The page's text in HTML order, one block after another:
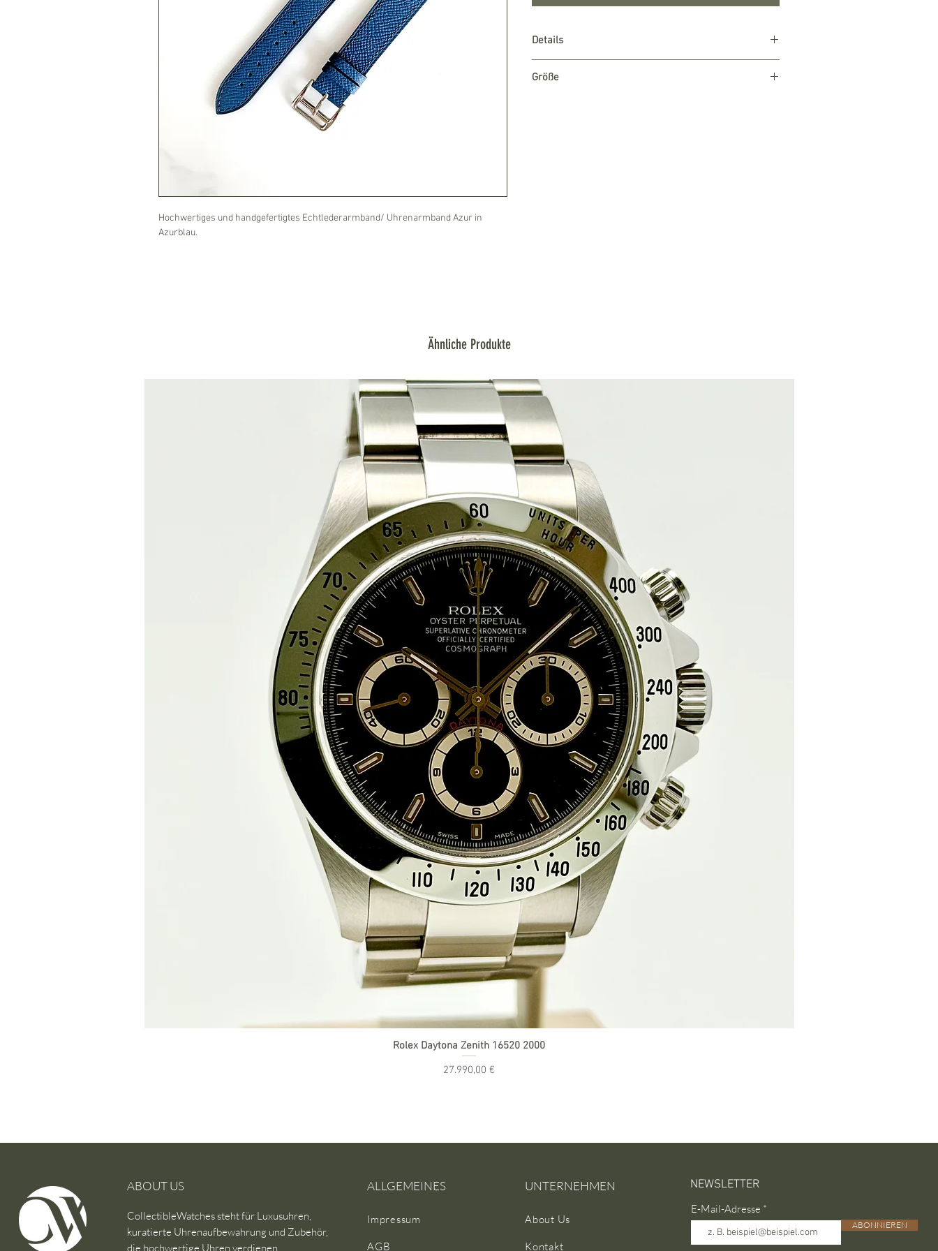
Hochwertiges und handgefertigtes Echtlederarmband/ Uhrenarmband Azur in
Azurblau.
Details
Polierte Stahlschließe
Größe
Ähnliche Produkte
Rolex Daytona Zenith 16520 2000
Preis
27.990,00 €
ABOUT US
CollectibleWatches steht für Luxusuhren,
kuratierte Uhrenaufbewahrung und Zubehör,
die hochwertige Uhren verdienen.
ALLGEMEINES
Impressum
AGB
UNTERNEHMEN
About Us
Kontakt
NEWSLETTER
E-Mail-Adresse
ABONNIEREN